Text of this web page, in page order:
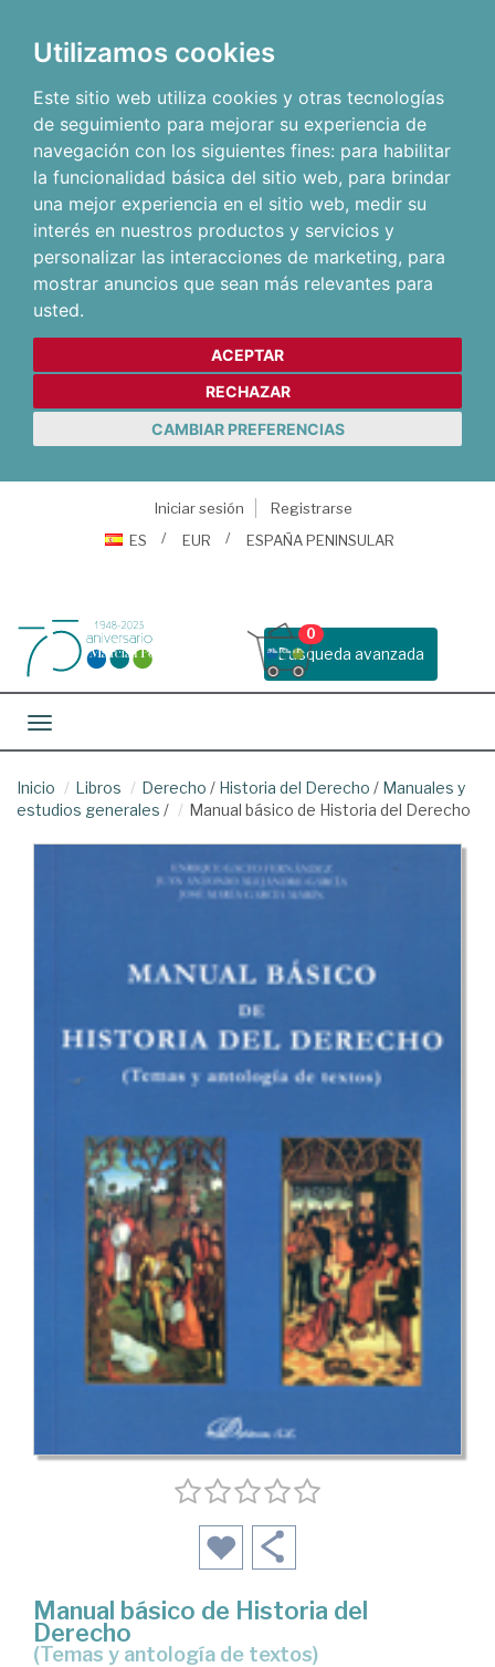
Utilizamos cookies
Este sitio web utiliza cookies y otras tecnologías
de seguimiento para mejorar su experiencia de
navegación con los siguientes fines: para habilitar
la funcionalidad básica del sitio web, para brindar
una mejor experiencia en el sitio web, medir su
interés en nuestros productos y servicios y
personalizar las interacciones de marketing, para
mostrar anuncios que sean más relevantes para
usted.
ACEPTAR
RECHAZAR
CAMBIAR PREFERENCIAS
Iniciar sesión
Registrarse
ES
EUR ESPAÑA PENINSULAR
Busqueda avanzada
0
Toggle navigation
Inicio Libros Derecho / Historia del Derecho / Manuales y
estudios generales / Manual básico de Historia del Derecho
Manual básico de Historia del
Derecho
(temas y antología de textos)